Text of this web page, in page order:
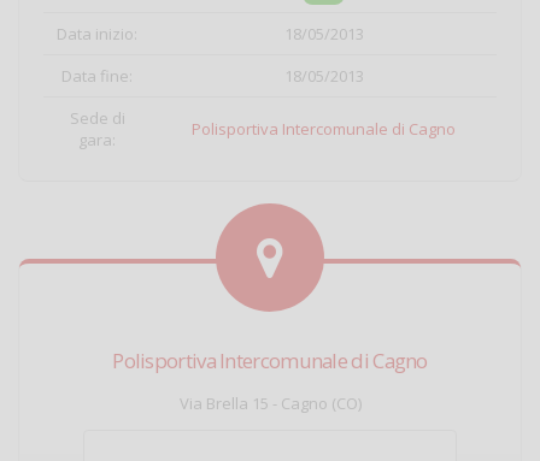
Data inizio:
18/05/2013
Data fine:
18/05/2013
Sede di
gara:
Polisportiva Intercomunale di Cagno
Polisportiva Intercomunale di Cagno
Via Brella 15 - Cagno (CO)